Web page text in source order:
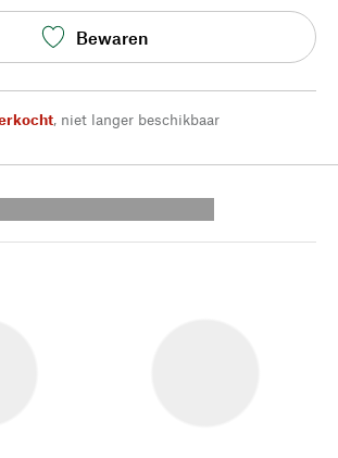
Bewaren
, niet langer beschikbaar